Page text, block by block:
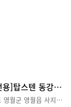
[기업회원 전용]탑스텐 동강시스타 리조트
강원특별자치도 영월군 영월읍 사지막길 160